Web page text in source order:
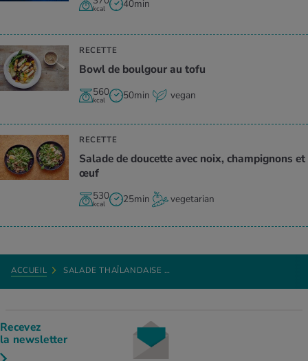
kcal 40min
RECETTE
Bowl de boulgour au tofu
560
kcal 50min vegan
RECETTE
Salade de doucette avec noix, champignons et
œuf
530
kcal 25min vegetarian
ACCUEIL SALADE THAÏLANDAISE …
Recevez
la newsletter